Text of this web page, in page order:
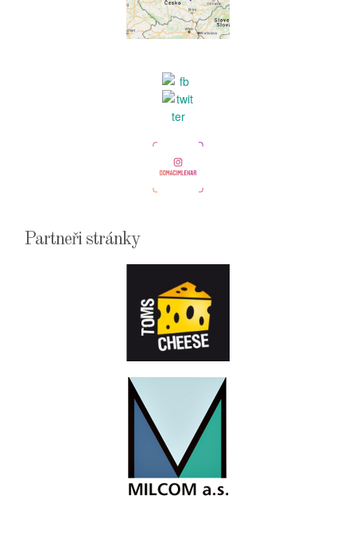
Partneři stránky